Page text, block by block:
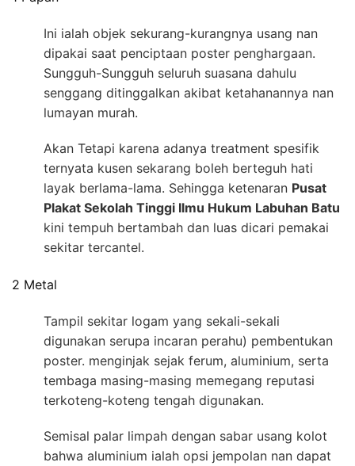
Ini ialah objek sekurang-kurangnya usang nan
dipakai saat penciptaan poster penghargaan.
Sungguh-Sungguh seluruh suasana dahulu
senggang ditinggalkan akibat ketahanannya nan
lumayan murah.
Akan Tetapi karena adanya treatment spesifik
ternyata kusen sekarang boleh berteguh hati
layak berlama-lama. Sehingga ketenaran Pusat
Plakat Sekolah Tinggi Ilmu Hukum Labuhan Batu
kini tempuh bertambah dan luas dicari pemakai
sekitar tercantel.
2 Metal
Tampil sekitar logam yang sekali-sekali
digunakan serupa incaran perahu) pembentukan
poster. menginjak sejak ferum, aluminium, serta
tembaga masing-masing memegang reputasi
terkoteng-koteng tengah digunakan.
Semisal palar limpah dengan sabar usang kolot
bahwa aluminium ialah opsi jempolan nan dapat